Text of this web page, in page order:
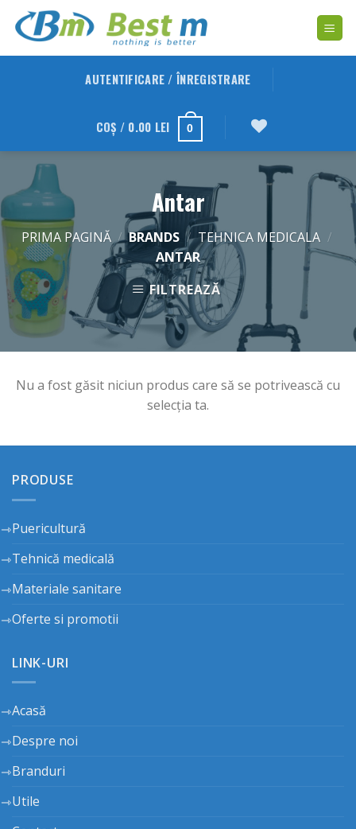
AUTENTIFICARE / ÎNREGISTRARE
COȘ / 0.00 LEI 0
Antar
PRIMA PAGINĂ / BRANDS / TEHNICA MEDICALA /
ANTAR
FILTREAZĂ
Nu a fost găsit niciun produs care să se potrivească cu
selecția ta.
PRODUSE
Puericultură
Tehnică medicală
Materiale sanitare
Oferte si promotii
LINK-URI
Acasă
Despre noi
Branduri
Utile